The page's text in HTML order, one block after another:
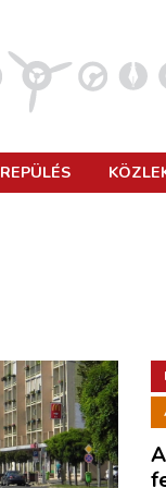
REPÜLÉS